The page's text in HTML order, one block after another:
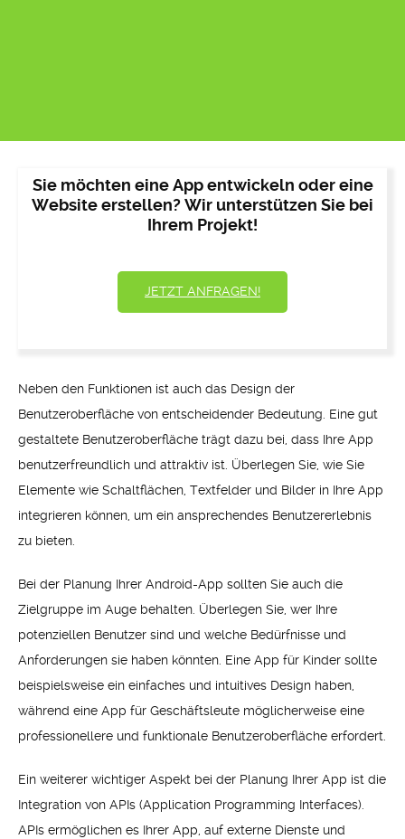
Sie möchten eine App entwickeln oder eine
Website erstellen? Wir unterstützen Sie bei
Ihrem Projekt!
JETZT ANFRAGEN!
Neben den Funktionen ist auch das Design der
Benutzeroberfläche von entscheidender Bedeutung. Eine gut
gestaltete Benutzeroberfläche trägt dazu bei, dass Ihre App
benutzerfreundlich und attraktiv ist. Überlegen Sie, wie Sie
Elemente wie Schaltflächen, Textfelder und Bilder in Ihre App
integrieren können, um ein ansprechendes Benutzererlebnis
zu bieten.
Bei der Planung Ihrer Android-App sollten Sie auch die
Zielgruppe im Auge behalten. Überlegen Sie, wer Ihre
potenziellen Benutzer sind und welche Bedürfnisse und
Anforderungen sie haben könnten. Eine App für Kinder sollte
beispielsweise ein einfaches und intuitives Design haben,
während eine App für Geschäftsleute möglicherweise eine
professionellere und funktionale Benutzeroberfläche erfordert.
Ein weiterer wichtiger Aspekt bei der Planung Ihrer App ist die
Integration von APIs (Application Programming Interfaces).
APIs ermöglichen es Ihrer App, auf externe Dienste und